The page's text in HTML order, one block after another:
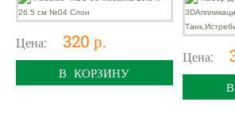
Цена: 320 р.
В КОРЗИНУ
ц (4570)
Цена: